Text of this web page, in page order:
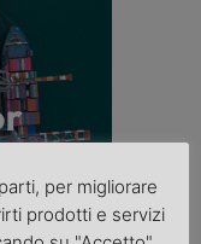
per migliorare
prodotti e servizi